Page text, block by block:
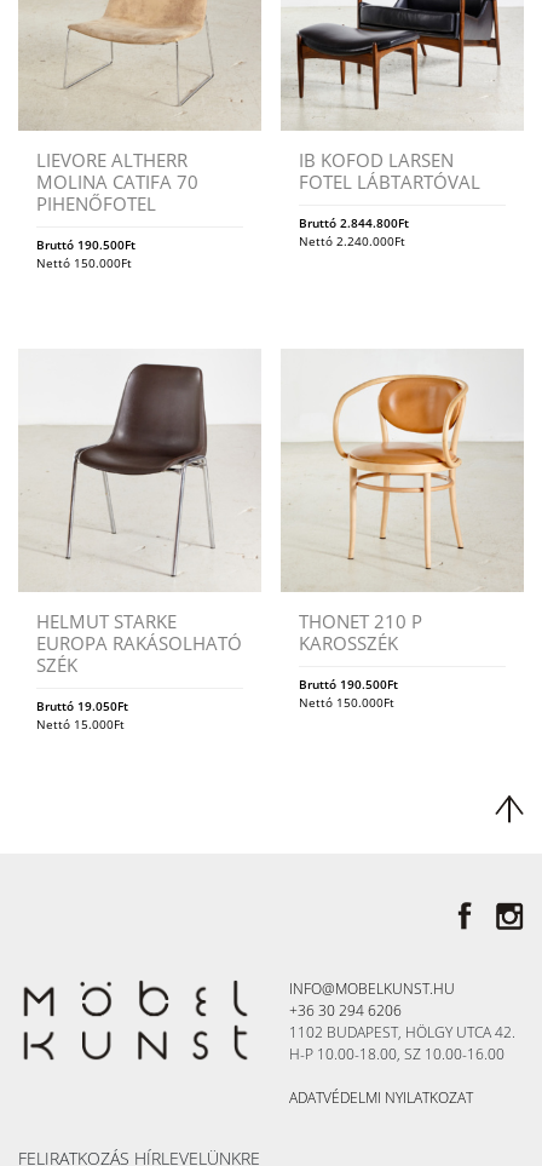
LIEVORE ALTHERR
MOLINA CATIFA 70
PIHENŐFOTEL
Bruttó 190.500Ft
Nettó 150.000Ft
IB KOFOD LARSEN
FOTEL LÁBTARTÓVAL
Bruttó2.844.800Ft
Nettó2.240.000Ft
HELMUT STARKE
EUROPA RAKÁSOLHATÓ
SZÉK
Bruttó 19.050Ft
Nettó 15.000Ft
THONET 210 P
KAROSSZÉK
Bruttó 190.500Ft
Nettó 150.000Ft
INFO@MOBELKUNST.HU
+36 30 294 6206
1102 BUDAPEST, HÖLGY UTCA 42.
H-P 10.00-18.00, SZ 10.00-16.00
ADATVÉDELMI NYILATKOZAT
FELIRATKOZÁS HÍRLEVELÜNKRE